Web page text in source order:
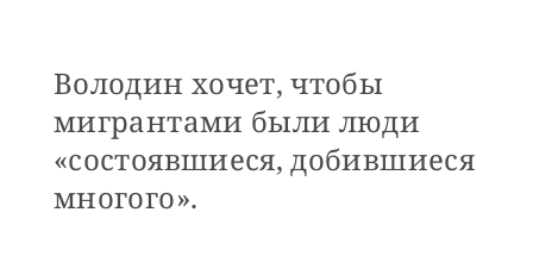
Володин хочет, чтобы
мигрантами были люди
«состоявшиеся, добившиеся
многого».